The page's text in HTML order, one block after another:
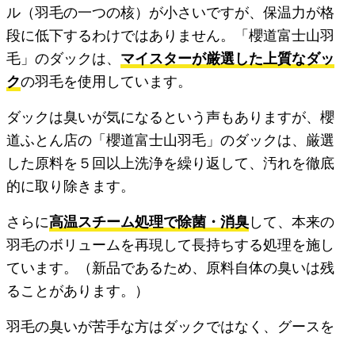
ル（羽毛の一つの核）が小さいですが、保温力が格
段に低下するわけではありません。「櫻道富士山羽
毛」のダックは、 マイスターが厳選した上質なダッ
クの羽毛を使用しています。
ダックは臭いが気になるという声もありますが、櫻
道ふとん店の「櫻道富士山羽毛」のダックは、厳選
した原料を５回以上洗浄を繰り返して、汚れを徹底
的に取り除きます。
さらに高温スチーム処理で除菌・消臭して、本来の
羽毛のボリュームを再現して長持ちする処理を施し
ています。（新品であるため、原料自体の臭いは残
ることがあります。）
羽毛の臭いが苦手な方はダックではなく、グースを